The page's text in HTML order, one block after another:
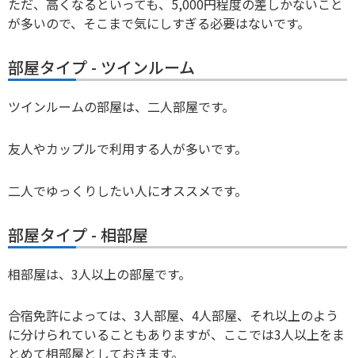
ただ、高くなるといっても、5,000円程度の差しかないこと
が多いので、そこまで気にしすぎる必要はないです。
部屋タイプ - ツインルーム
ツインルームの部屋は、二人部屋です。
友人やカップルで利用する人が多いです。
二人でゆっくりしたい人にオススメです。
部屋タイプ - 相部屋
相部屋は、3人以上の部屋です。
合宿免許によっては、3人部屋、4人部屋、それ以上のよう
に分けられていることもありますが、ここでは3人以上をま
とめて相部屋としておきます。